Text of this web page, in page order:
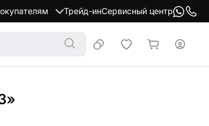
Трейд-инСервисный центр